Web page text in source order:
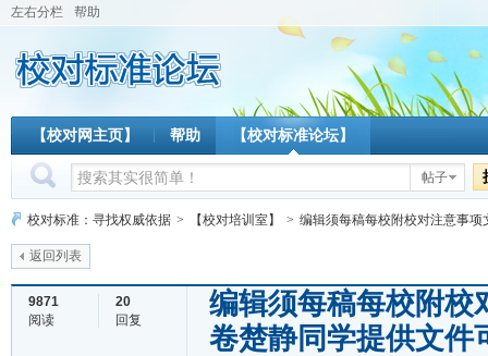
左右分栏 帮助
【校对网主页】 帮助 【校对标准论坛】
帖子
校对标准：寻找权威依据 > 【校对培训室】 > 编辑须每稿每校附校对注意事项
返回列表
9871
阅读
20
回复
编辑须每稿每校附校
卷楚静同学提供文